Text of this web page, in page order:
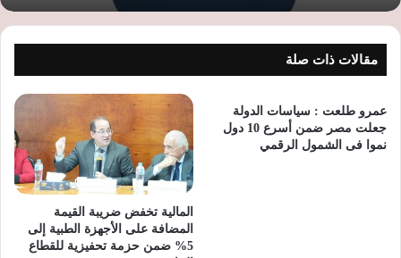
مقالات ذات صلة
عمرو طلعت : سياسات الدولة
جعلت مصر ضمن أسرع 10 دول
نموا فى الشمول الرقمي
المالية تخفض ضريبة القيمة
المضافة على الأجهزة الطبية إلى
5% ضمن حزمة تحفيزية للقطاع